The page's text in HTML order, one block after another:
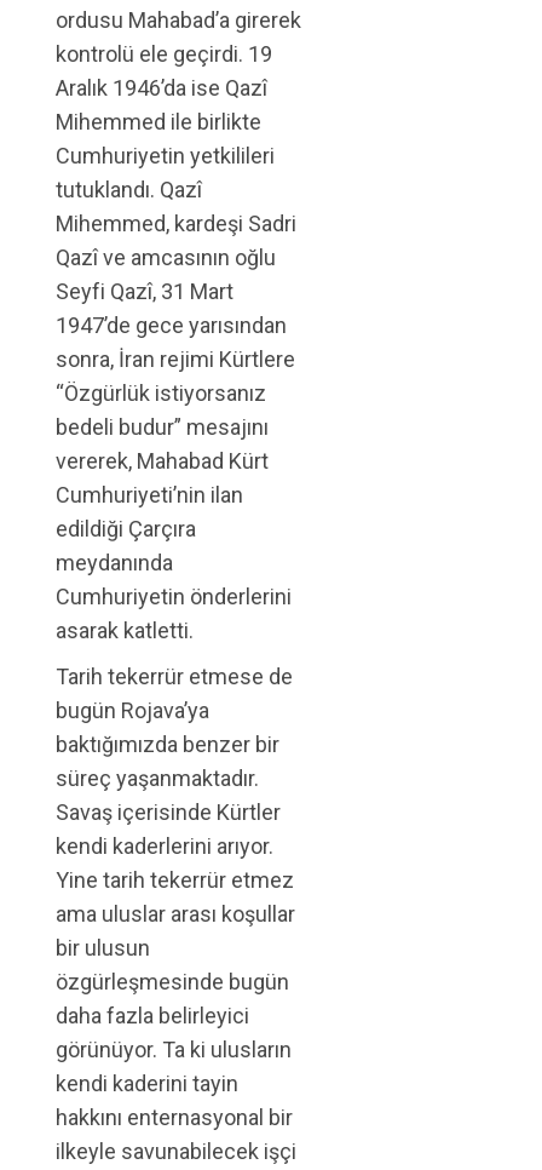
ordusu Mahabad’a girerek
kontrolü ele geçirdi. 19
Aralık 1946’da ise Qazî
Mihemmed ile birlikte
Cumhuriyetin yetkilileri
tutuklandı. Qazî
Mihemmed, kardeşi Sadri
Qazî ve amcasının oğlu
Seyfi Qazî, 31 Mart
1947’de gece yarısından
sonra, İran rejimi Kürtlere
“Özgürlük istiyorsanız
bedeli budur” mesajını
vererek, Mahabad Kürt
Cumhuriyeti’nin ilan
edildiği Çarçıra
meydanında
Cumhuriyetin önderlerini
asarak katletti.
Tarih tekerrür etmese de
bugün Rojava’ya
baktığımızda benzer bir
süreç yaşanmaktadır.
Savaş içerisinde Kürtler
kendi kaderlerini arıyor.
Yine tarih tekerrür etmez
ama uluslar arası koşullar
bir ulusun
özgürleşmesinde bugün
daha fazla belirleyici
görünüyor. Ta ki ulusların
kendi kaderini tayin
hakkını enternasyonal bir
ilkeyle savunabilecek işçi